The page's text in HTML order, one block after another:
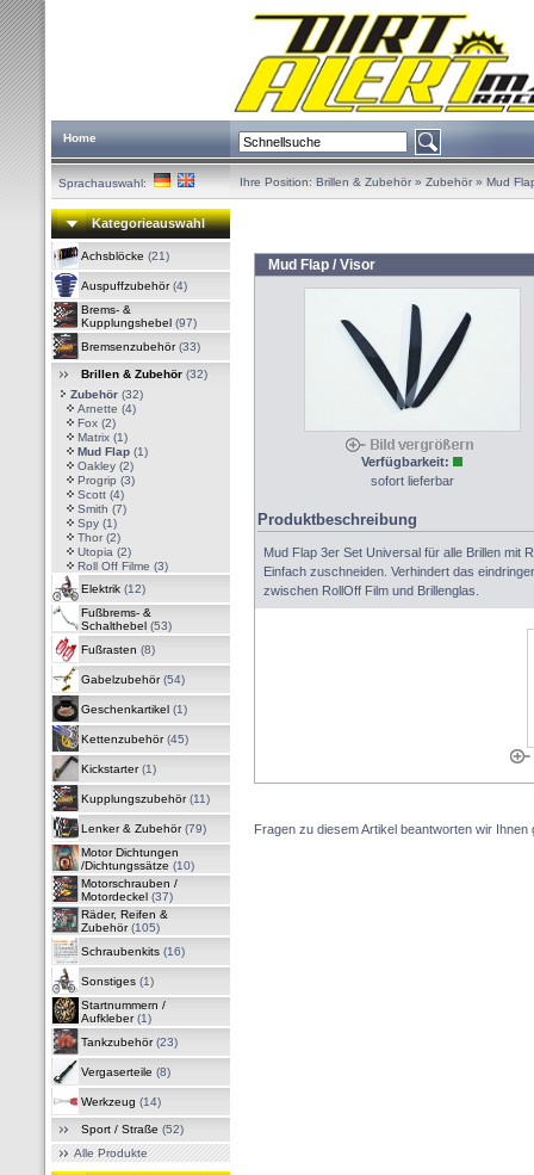
Home
Sprachauswahl: Ihre Position: Brillen & Zubehör» Zubehör» Mud
Kategorieauswahl
Achsblöcke (21)
Auspuffzubehör(4)
Brems- &
Kupplungshebel (97)
Bremsenzubehör(33)
Brillen & Zubehör (32)
Zubehör (32)
Arnette (4)
Fox (2)
Matrix (1)
Mud Flap (1)
Oakley (2)
Progrip (3)
Scott (4)
Smith (7)
Spy (1)
Thor (2)
Utopia (2)
Roll Off Filme (3)
Elektrik (12)
Fußbrems- &
Schalthebel (53)
Fußrasten (8)
Gabelzubehör(54)
Geschenkartikel (1)
Kettenzubehör(45)
Kickstarter(1)
Kupplungszubehör(11)
Lenker & Zubehör(79)
Motor Dichtungen
/Dichtungssätze (10)
Motorschrauben /
Motordeckel (37)
Räder, Reifen &
Zubehör(105)
Schraubenkits (16)
Sonstiges (1)
Startnummern /
Aufkleber(1)
Tankzubehör(23)
Vergaserteile (8)
Werkzeug (14)
Sport / Straße (52)
Alle Produkte
Mud Flap / Visor
Verfügbarkeit:
sofort lieferbar
Produktbeschreibung
Mud Flap 3er Set Universal für alle Brillen mit
Einfach zuschneiden. Verhindert das
zwischen RollOff Film und Brillenglas.
Fragen zu diesem Artikel beantworten wir